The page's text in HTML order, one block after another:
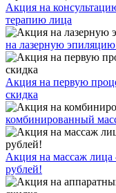
Акция на
терапию лица
на лазерную
Акция на первую
скидка
комбинированный
Акция на массаж лица
рублей!